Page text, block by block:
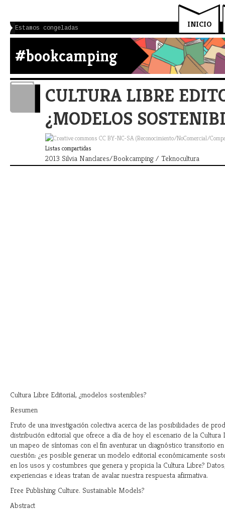
INICIO
Estamos congeladas
#bookcamping
CULTURA LIBRE
¿MODELOS
Listas compartidas
2013 Silvia Nanclares/Bookcamping / Teknocultura
Cultura Libre Editorial, ¿modelos sostenibles?
Resumen
Fruto de una investigación colectiva acerca de las posibilidades de
distribución editorial que ofrece a día de hoy el escenario de la Cultura
un mapeo de síntomas con el fin aventurar un diagnóstico transitorio
cuestión: ¿es posible generar un modelo editorial económicamente
en los usos y costumbres que genera y propicia la Cultura Libre?
experiencias e ideas tratan de avalar nuestra respuesta afirmativa.
Free Publishing Culture. Sustainable Models?
Abstract